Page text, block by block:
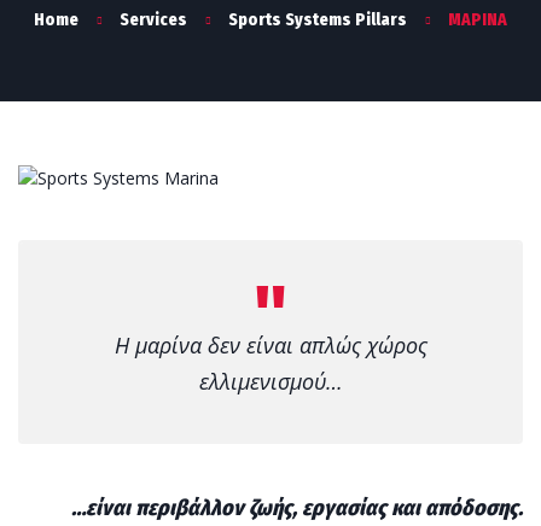
Home Services Sports Systems Pillars ΜΑΡΙΝΑ
Η μαρίνα δεν είναι απλώς χώρος
ελλιμενισμού…
…είναι περιβάλλον ζωής, εργασίας και απόδοσης.